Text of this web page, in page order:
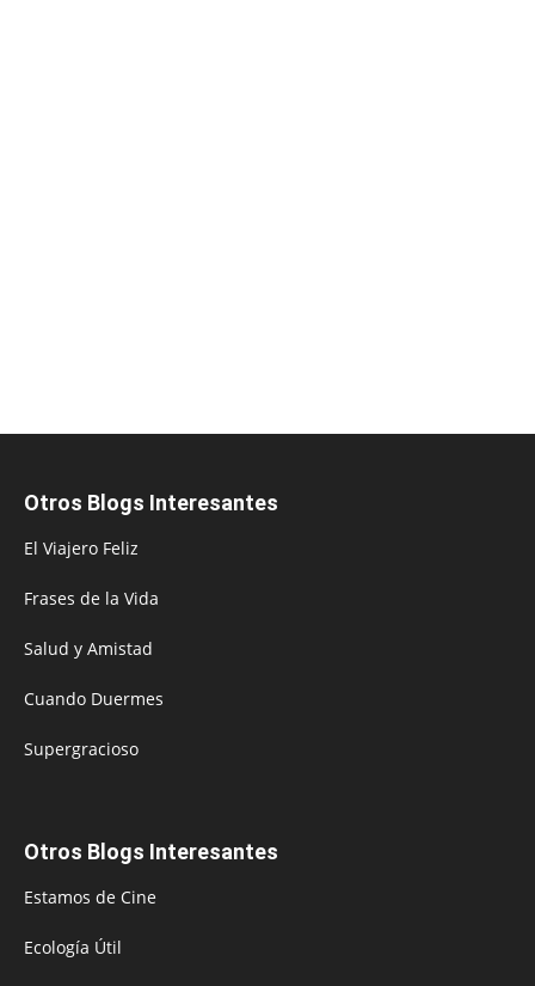
Otros Blogs Interesantes
El Viajero Feliz
Frases de la Vida
Salud y Amistad
Cuando Duermes
Supergracioso
Otros Blogs Interesantes
Estamos de Cine
Ecología Útil